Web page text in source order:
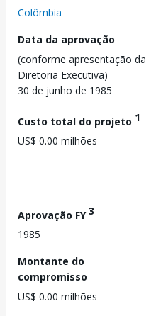
Colômbia
Data da aprovação
(conforme apresentação da
Diretoria Executiva)
30 de junho de 1985
Custo total do projeto 1
US$ 0.00 milhões
Aprovação FY3
1985
Montante do
compromisso
US$ 0.00 milhões